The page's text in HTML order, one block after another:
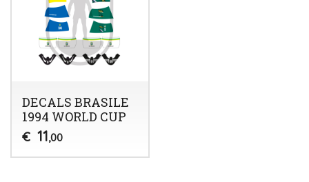
DECALS BRASILE
1994 WORLD CUP
€ 11,00